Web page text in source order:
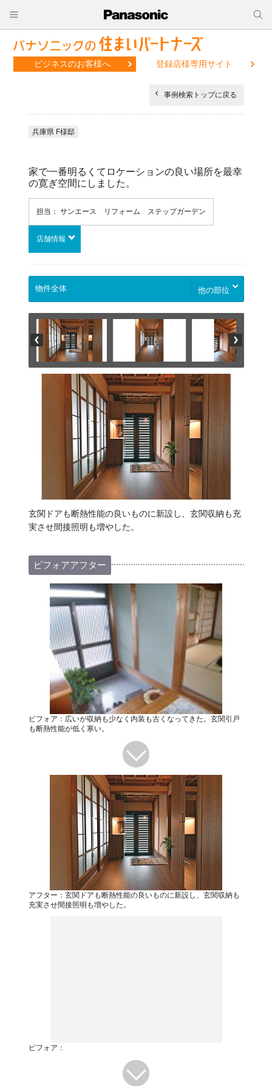
ビジネスのお客様へ 登録店様専用サイト
事例検索トップに戻る
兵庫県 F様邸
家で一番明るくてロケーションの良い場所を最幸
の寛ぎ空間にしました。
担当： サンエース リフォーム ステップガーデン
店舗情報
他の部位
玄関ドアも断熱性能の良いものに新設し、玄関収納も充
実させ間接照明も増やした。
ビフォアアフター
ビフォア：広いが収納も少なく内装も古くなってきた。玄関引戸
も断熱性能が低く寒い。
アフター：玄関ドアも断熱性能の良いものに新設し、玄関収納も
充実させ間接照明も増やした。
ビフォア：